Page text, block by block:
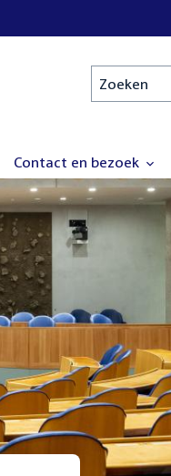
Zoeken
Contact en bezoek